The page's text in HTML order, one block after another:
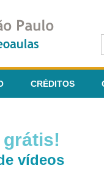
CRÉDITOS
vídeos